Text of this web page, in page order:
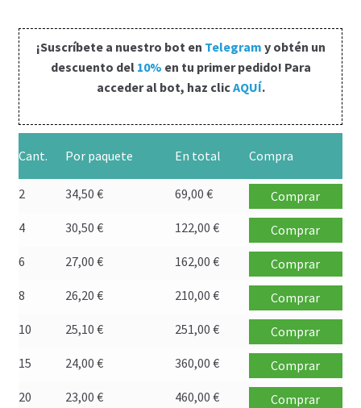
Formas de envío
Formas de pago
Impressum
Política de privacidad
Preguntas frecuentes
¡Suscríbete a nuestro bot en Telegram y obtén un
descuento del 10% en tu primer pedido! Para
acceder al bot, haz clicAQUÍ.
Cant. Por paquete En total Compra
2 34,50 € 69,00 €
Comprar
4
30,50 € 122,00 €
Comprar
6
27,00 € 162,00 €
Comprar
8
26,20 € 210,00 €
Comprar
10
25,10 € 251,00 €
Comprar
15
24,00 € 360,00 €
Comprar
20
23,00 € 460,00 €
Comprar